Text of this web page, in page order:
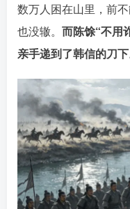
数万人困在山里，前
也没辙。󠄹󠅀󠄪󠄢󠄡󠄦󠄞󠄧󠄣󠄞󠄢󠄡󠄦󠄞󠄩󠄤󠅬󠅅󠅃󠄵󠅂󠄪󠅗󠅥󠅕󠅣󠅤󠅬󠅄󠄹󠄽󠄵󠄪󠄢󠄠󠄢󠄦󠄝󠄠󠄨󠄝󠄠󠄦󠄐󠄡󠄧󠄪󠄠󠄠󠄪󠄣󠄡󠅬󠅨󠅙󠅑󠅟󠅗󠅒󠄞󠅓󠅟󠅝󠄐󠇕󠆠󠅿󠇖󠆄󠆩󠇕󠅿󠆈󠇗󠆭󠆁󠄐󠇗󠅹󠅸󠇖󠆍󠅳󠇖󠅹󠅰󠇖󠆌󠅹 而陈馀“不用
亲手递到了韩信的刀下